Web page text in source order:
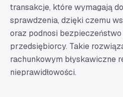
transakcje, które wymagają
sprawdzenia, dzięki czemu
oraz podnosi
przedsiębiorcy. Takie
rachunkowym błyskawiczne
nieprawidłowości.